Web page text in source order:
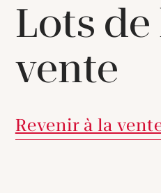
Lots de
vente
Revenir à la